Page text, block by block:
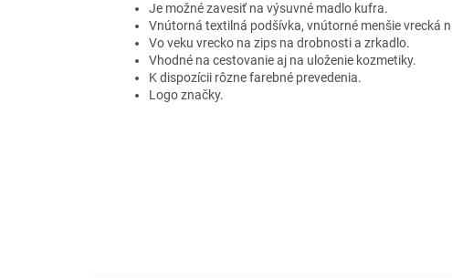
Je možné zavesiť na výsuvné madlo kufra.
Vnútorná textilná podšívka, vnútorné menšie vrecká
Vo veku vrecko na zips na drobnosti a zrkadlo.
Vhodné na cestovanie aj na uloženie kozmetiky.
K dispozícii rôzne farebné prevedenia.
Logo značky.